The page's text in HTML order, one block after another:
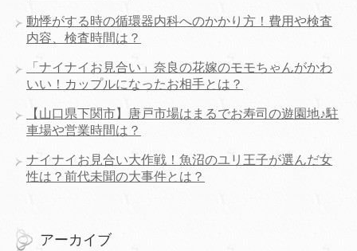
動悸がする時の循環器内科へのかかり方！費用や検査
内容、検査時間は？
「ナイナイお見合い」奈良の花嫁のモモちゃんがかわ
いい！カップルになったお相手とは？
【山口県下関市】唐戸市場はまるでお寿司の遊園地♪駐
車場や営業時間は？
ナイナイお見合い大作戦！魚沼のユリ王子が選んだ女
性は？前代未聞の大事件とは？
アーカイブ